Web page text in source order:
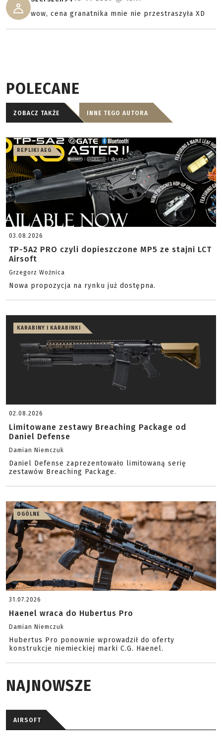
wow, cena granatnika mnie nie przestraszyła XD
POLECANE
ZOBACZ TAKŻE INNE TEGO AUTORA
REPLIKI AEG
03.08.2026
TP-5A2 PRO czyli dopieszczone MP5 ze stajni LCT
Airsoft
Grzegorz Woźnica
Nowa propozycja na rynku już dostępna.
KARABINY I KARABINKI
02.08.2026
Limitowane zestawy Breaching Package od
Daniel Defense
Damian Niemczuk
Daniel Defense zaprezentowało limitowaną serię
zestawów Breaching Package.
OGÓLNE
31.07.2026
Haenel wraca do Hubertus Pro
Damian Niemczuk
Hubertus Pro ponownie wprowadził do oferty
konstrukcje niemieckiej marki C.G. Haenel.
NAJNOWSZE
AIRSOFT